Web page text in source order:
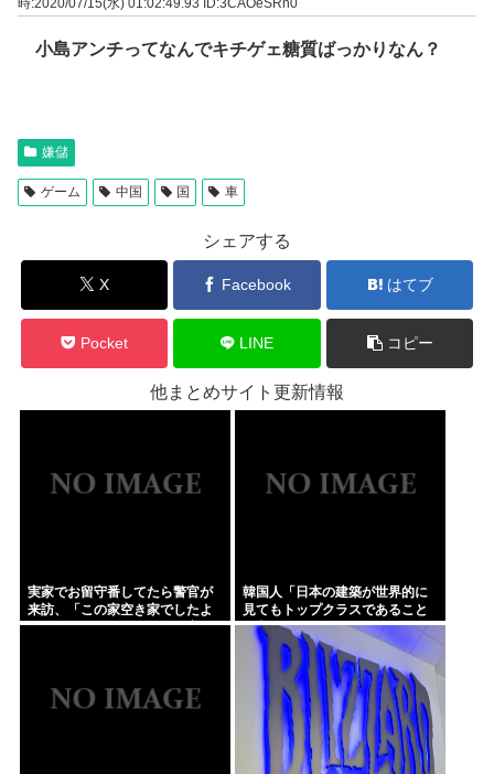
時:2020/07/15(水) 01:02:49.93 ID:3CAOeSRn0
小島アンチってなんでキチゲェ糖質ばっかりなん？
嫌儲
ゲーム 中国 国 車
シェアする
X Facebook はてブ
Pocket LINE コピー
他まとめサイト更新情報
実家でお留守番してたら警官が
来訪、「この家空き家でしたよ
ね？」と問いかけてくるが実際
韓国人「日本の建築が世界的に
見てもトップクラスであること
が良く分かる画像をご覧くださ
い…（ブルブル」＝韓国の反応